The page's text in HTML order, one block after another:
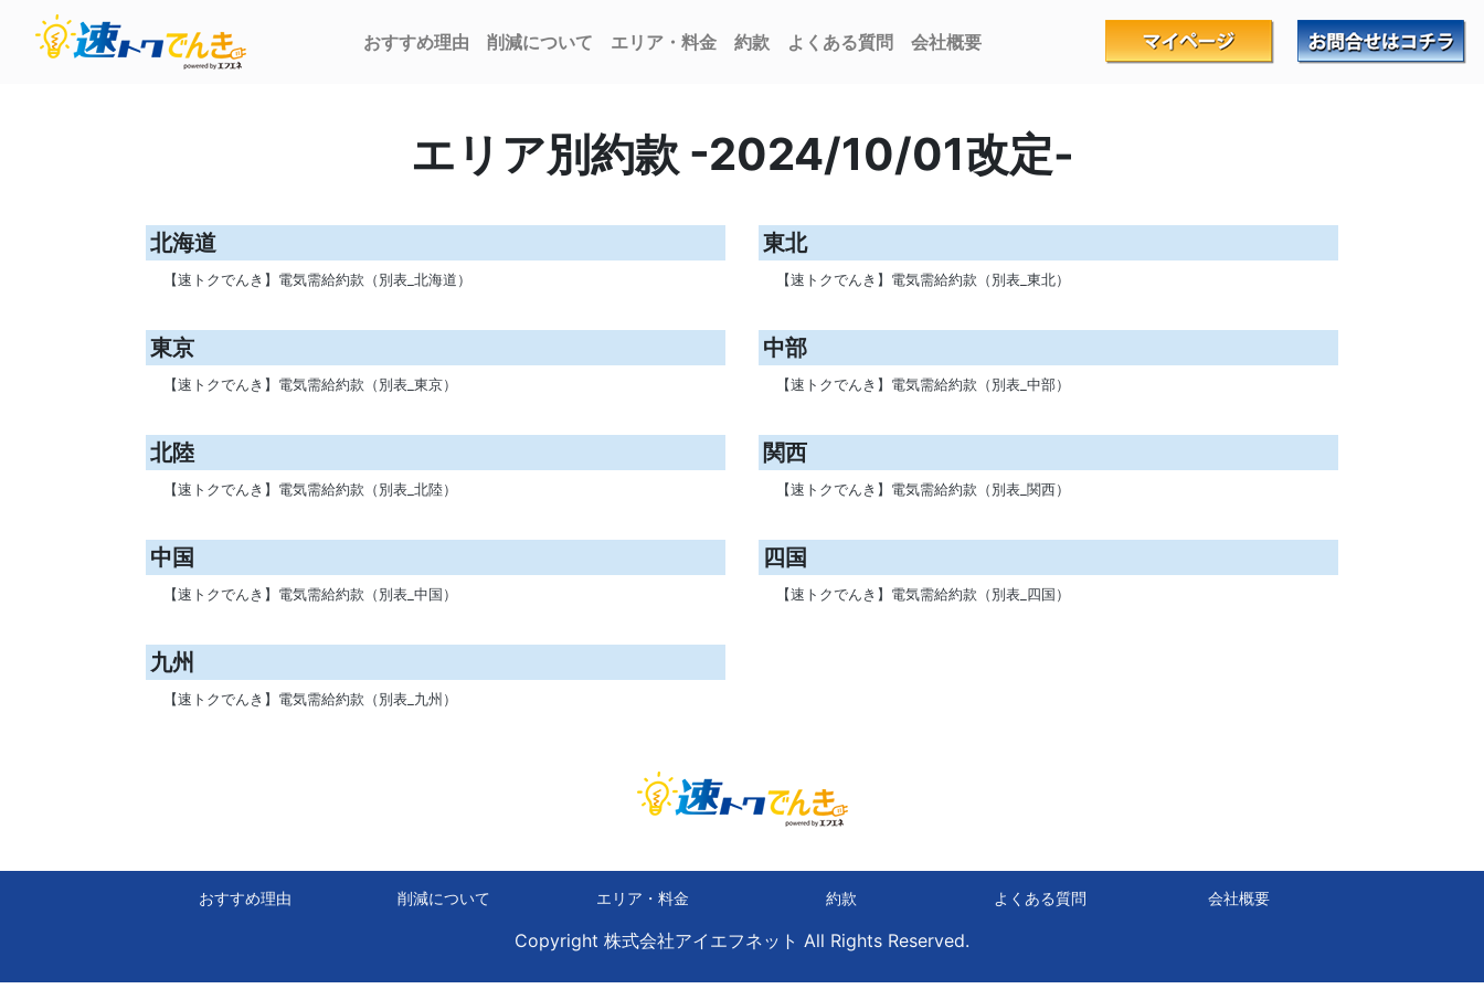
おすすめ理由 削減について エリア・料金 約款 よくある質問 会社概要
エリア別約款 -2024/10/01改定-
北海道
【速トクでんき】電気需給約款（別表_北海道）
東北
【速トクでんき】電気需給約款（別表_東北）
東京
【速トクでんき】電気需給約款（別表_東京）
中部
【速トクでんき】電気需給約款（別表_中部）
北陸
【速トクでんき】電気需給約款（別表_北陸）
関西
【速トクでんき】電気需給約款（別表_関西）
中国
【速トクでんき】電気需給約款（別表_中国）
四国
【速トクでんき】電気需給約款（別表_四国）
九州
【速トクでんき】電気需給約款（別表_九州）
おすすめ理由 削減について エリア・料金 約款 よくある質問 会社概要
Copyright 株式会社アイエフネット All Rights Reserved.